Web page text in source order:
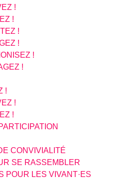
!
!
!
!
!
!
!
!
!
CONVIVIALITÉ
SE RASSEMBLER
POUR LES VIVANT·ES